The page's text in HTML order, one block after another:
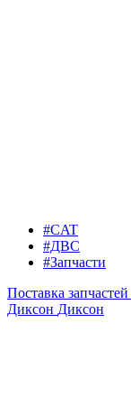
#CAT
#ДВС
#Запчасти
Поставка запчастей
Диксон Диксон